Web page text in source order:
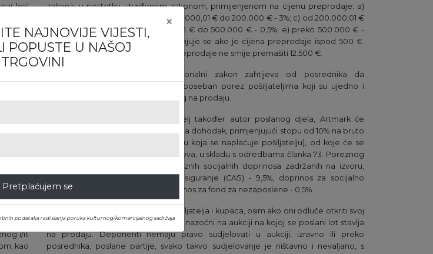
koji
odbiti i
druga
dug
cijeni
i/ili
kao
zakona, u postotku utvrđenom zakonom, primijenjenom na cijenu preprodaje: a)
od 500 € do 50.000 € - 5%; b) od 50.000,01 € do 200.000 € - 3%; c) od 200.000,01 €
do 350.000 € - 1%; d) od 350.000,01 € do 500.000 € - 0,5%; e) preko 500.000 € -
0,25%. Pravo preprodaje ne primjenjuje se ako je cijena preprodaje ispod 500 €.
Također, ni u kojem slučaju pravo preprodaje ne smije premašiti 12.500 €.
16.1. U nekim jurisdikcijama nacionalni zakon zahtijeva od posrednika da
obračunavaju, zadržavaju i uplate poseban porez pošiljateljima koji su ujedno i
autori umjetničkog djela ponuđenog na prodaju.
16.2. U Rumunjskoj, ako je pošiljatelj također autor poslanog djela, Artmark će
obračunati, zadržati i uplatiti porez na dohodak, primjenjujući stopu od 10% na bruto
prihod (cijena umanjena za proviziju koja se naplaćuje pošiljatelju), od koje će se
odbiti paušalna stopa od 40% troškova, u skladu s odredbama članka 73. Poreznog
zakona (Zakon br. 227/2015) i obveznih socijalnih doprinosa zadržanih na izvoru,
odnosno doprinosa za socijalno osiguranje (CAS) - 9,5%, doprinos za socijalno
zdravstveno osiguranje - 5,5% i doprinos za fond za nezaposlene - 0,5%.
17. Artmark neće otkriti identitet pošiljatelja i kupaca, osim ako oni odluče otkriti svoj
identitet. Pošiljatelji imaju pravo biti nazočni na aukciji na kojoj se poslani lot stavlja
na prodaju. Deponenti nemaju pravo sudjelovati u aukciji, izravno ili preko
posrednika, poslane partije, svako takvo sudjelovanje je ništavno i nevaljano, s
NAJNOVIJE VIJESTI,
POPUSTE U NAŠOJ
TRGOVINI
×
Pretplaćujem se
podataka radi slanja poruka kulturnog/komercijalnog sadržaja